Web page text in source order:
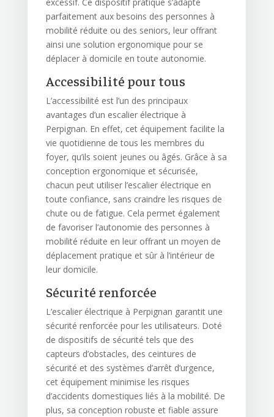
excessif. Ce dispositif pratique s’adapte
parfaitement aux besoins des personnes à
mobilité réduite ou des seniors, leur offrant
ainsi une solution ergonomique pour se
déplacer à domicile en toute autonomie.
Accessibilité pour tous
L’accessibilité est l’un des principaux
avantages d’un escalier électrique à
Perpignan. En effet, cet équipement facilite la
vie quotidienne de tous les membres du
foyer, qu’ils soient jeunes ou âgés. Grâce à sa
conception ergonomique et sécurisée,
chacun peut utiliser l’escalier électrique en
toute confiance, sans craindre les risques de
chute ou de fatigue. Cela permet également
de favoriser l’autonomie des personnes à
mobilité réduite en leur offrant un moyen de
déplacement pratique et sûr à l’intérieur de
leur domicile.
Sécurité renforcée
L’escalier électrique à Perpignan garantit une
sécurité renforcée pour les utilisateurs. Doté
de dispositifs de sécurité tels que des
capteurs d’obstacles, des ceintures de
sécurité et des systèmes d’arrêt d’urgence,
cet équipement minimise les risques
d’accidents domestiques liés à la mobilité. De
plus, sa conception robuste et fiable assure